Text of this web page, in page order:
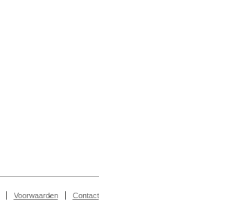
Voorwaarden Contact